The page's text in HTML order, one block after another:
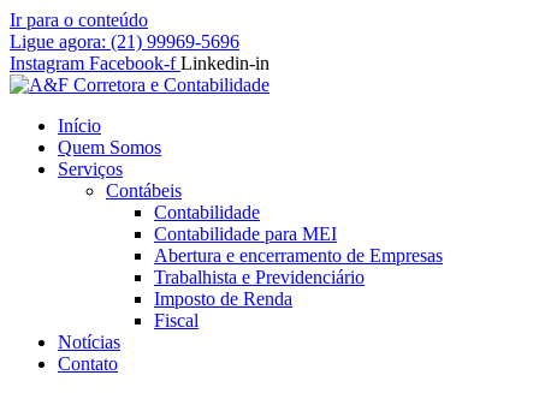
Ir para o conteúdo
Ligue agora: (21) 99969-5696
Instagram Facebook-f Linkedin-in
Início
Quem Somos
Serviços
Contábeis
Contabilidade
Contabilidade para MEI
Abertura e encerramento de Empresas
Trabalhista e Previdenciário
Imposto de Renda
Fiscal
Notícias
Contato